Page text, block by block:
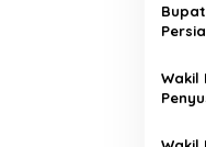
Wakil